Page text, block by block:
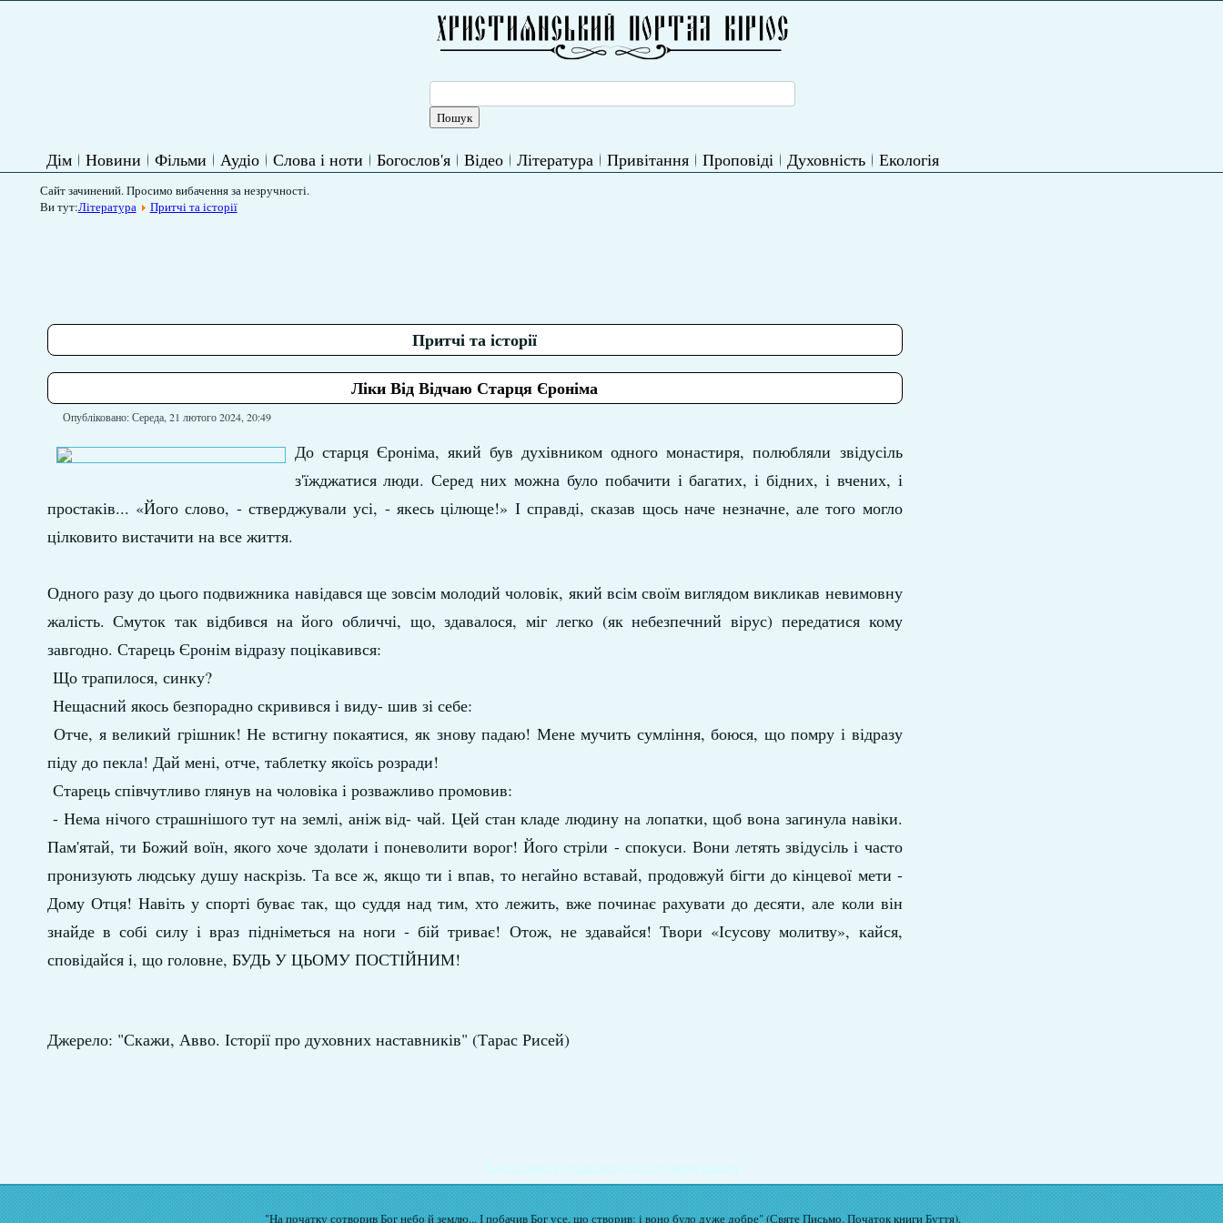
Дім Новини Фільми Аудіо Слова і ноти Богослов'я Відео Література Привітання Проповіді Духовність Екологія
Сайт зачинений. Просимо вибачення за незручності.
Ви тут:Література Притчі та історії
Притчі та історії
Ліки Від Відчаю Старця Єроніма
Опубліковано: Середа, 21 лютого 2024, 20:49
До старця Єроніма, який був духівником одного монастиря, полюбляли звідусіль
з'їжджатися люди. Серед них можна було побачити і багатих, і бідних, і вчених, і
простаків... «Його слово, - стверджували усі, - якесь цілюще!» І справді, сказав щось наче незначне, але того могло
цілковито вистачити на все життя.
Одного разу до цього подвижника навідався ще зовсім молодий чоловік, який всім своїм виглядом викликав невимовну
жалість. Смуток так відбився на його обличчі, що, здавалося, міг легко (як небезпечний вірус) передатися кому
завгодно. Старець Єронім відразу поцікавився:
Що трапилося, синку?
Нещасний якось безпорадно скривився і виду- шив зі себе:
Отче, я великий грішник! Не встигну покаятися, як знову падаю! Мене мучить сумління, боюся, що помру і відразу
піду до пекла! Дай мені, отче, таблетку якоїсь розради!
Старець співчутливо глянув на чоловіка і розважливо промовив:
- Нема нічого страшнішого тут на землі, аніж від- чай. Цей стан кладе людину на лопатки, щоб вона загинула навіки.
Пам'ятай, ти Божий воїн, якого хоче здолати і поневолити ворог! Його стріли - спокуси. Вони летять звідусіль і часто
пронизують людську душу наскрізь. Та все ж, якщо ти і впав, то негайно вставай, продовжуй бігти до кінцевої мети -
Дому Отця! Навіть у спорті буває так, що суддя над тим, хто лежить, вже починає рахувати до десяти, але коли він
знайде в собі силу і враз підніметься на ноги - бій триває! Отож, не здавайся! Твори «Ісусову молитву», кайся,
сповідайся і, що головне, БУДЬ У ЦЬОМУ ПОСТІЙНИМ!
Джерело: "Скажи, Авво. Історії про духовних наставників" (Тарас Рисей)
Подати записку на молитву Богослужіння онлайн
"На початку сотворив Бог небо й землю... І побачив Бог усе, що створив: і воно було дуже добре" (Святе Письмо. Початок книги Буття).